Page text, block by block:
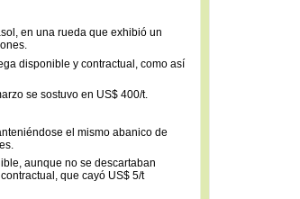
en una rueda que exhibió un
disponible y contractual, como así
se sostuvo en US$ 400/t.
el mismo abanico de
aunque no se descartaban
que cayó US$ 5/t